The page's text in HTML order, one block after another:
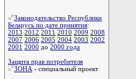
Законодательство Республики
Беларусь по дате принятия:
2013 2012 2011 2010 2009 2008
2007 2006 2005 2004 2003 2002
2001 2000 до 2000 года
Защита прав потребителя
ЗОНА - специальный проект